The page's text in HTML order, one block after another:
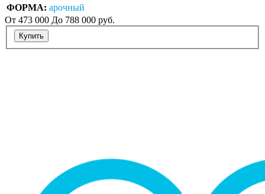
ФОРМА: арочный
От 473 000 До 788 000 руб.
Купить